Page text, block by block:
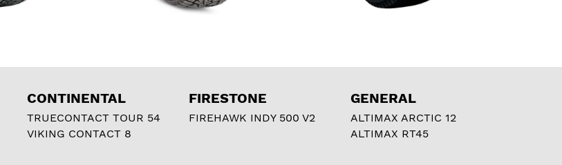
CONTINENTAL
TRUECONTACT TOUR 54
VIKING CONTACT 8
FIRESTONE
FIREHAWK INDY 500 V2
GENERAL
ALTIMAX ARCTIC 12
ALTIMAX RT45